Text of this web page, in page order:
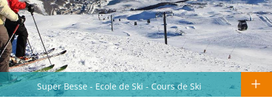
Super Besse - Ecole de Ski - Cours de Ski